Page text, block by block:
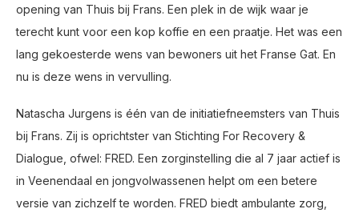
opening van Thuis bij Frans. Een plek in de wijk waar je
terecht kunt voor een kop koffie en een praatje. Het was een
lang gekoesterde wens van bewoners uit het Franse Gat. En
nu is deze wens in vervulling.
Natascha Jurgens is één van de initiatiefneemsters van Thuis
bij Frans. Zij is oprichtster van Stichting For Recovery &
Dialogue, ofwel: FRED. Een zorginstelling die al 7 jaar actief is
in Veenendaal en jongvolwassenen helpt om een betere
versie van zichzelf te worden. FRED biedt ambulante zorg,